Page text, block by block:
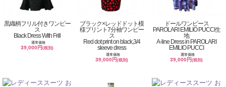
黒織柄フリル付きワンピー
ス
Black Dress With Frill
通常価格
39,000円(税別)
ブラック×レッドドット模
様プリント7分袖ワンピー
ス
Red dot print on black,3/4
sleeve dress
通常価格
39,000円(税別)
ドールワンピース
PAROLARI EMILIO PUCCI生
地
A-line Dress in PAROLARI
EMILIO PUCCI
通常価格
39,000円(税別)